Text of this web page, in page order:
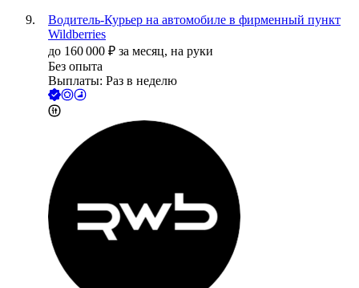
Водитель-Курьер на автомобиле в фирменный пункт
Wildberries
до 160 000 ₽ за месяц, на руки
Без опыта
Выплаты: Раз в неделю